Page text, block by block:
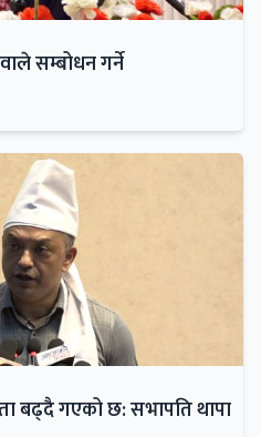
सम्बोधन गर्ने
बढ्दै गएको छ: सभापति थापा